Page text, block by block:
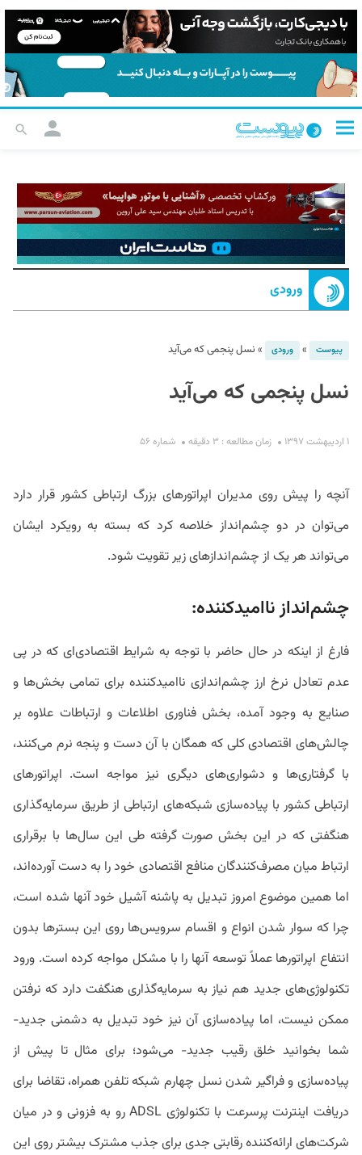
ورودی
پیوست » ورودی » نسل پنجمی که می‌آید
نسل پنجمی که می‌آید
۱ اردیبهشت ۱۳۹۷ زمان مطالعه : ۳ دقیقه شماره ۵۶
آنچه را پیش روی مدیران اپراتورهای بزرگ ارتباطی کشور قرار دارد
می‌توان در دو چشم‌انداز خلاصه کرد که بسته به رویکرد ایشان
می‌تواند هر یک از چشم‌اندازهای زیر تقویت شود.
چشم‌انداز ناامیدکننده:
فارغ از اینکه در حال حاضر با توجه به شرایط اقتصادی‌ای که در پی
عدم تعادل نرخ ارز چشم‌اندازی ناامیدکننده برای تمامی بخش‌ها و
صنایع به وجود آمده، بخش فناوری اطلاعات و ارتباطات علاوه بر
چالش‌های اقتصادی کلی که همگان با آن دست و پنجه نرم می‌کنند،
با گرفتاری‌ها و دشواری‌های دیگری نیز مواجه است. اپراتورهای
ارتباطی کشور با پیاده‌سازی شبکه‌های ارتباطی از طریق سرمایه‌گذاری
هنگفتی که در این بخش صورت گرفته طی این سال‌ها با برقراری
ارتباط میان مصرف‌کنندگان منافع اقتصادی خود را به دست آورده‌اند،
اما همین موضوع امروز تبدیل به پاشنه آشیل خود آنها شده است،
چرا که سوار شدن انواع و اقسام سرویس‌ها روی این بسترها بدون
انتفاع اپراتورها عملاً توسعه آنها را با مشکل مواجه کرده است. ورود
تکنولوژی‌های جدید هم نیاز به سرمایه‌گذاری هنگفت دارد که نرفتن
ممکن نیست، اما پیاده‌سازی آن نیز خود تبدیل به دشمنی جدید-
شما بخوانید خلق رقیب جدید- می‌شود؛ برای مثال تا پیش از
پیاده‌سازی و فراگیر شدن نسل چهارم شبکه تلفن همراه، تقاضا برای
دریافت اینترنت پرسرعت با تکنولوژی ADSL رو به فزونی و در میان
شرکت‌های ارائه‌کننده رقابتی جدی برای جذب مشترک بیشتر روی این